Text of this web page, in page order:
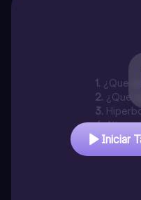
1. ¿Que
2. ¿Que
3.
4.
Iniciar